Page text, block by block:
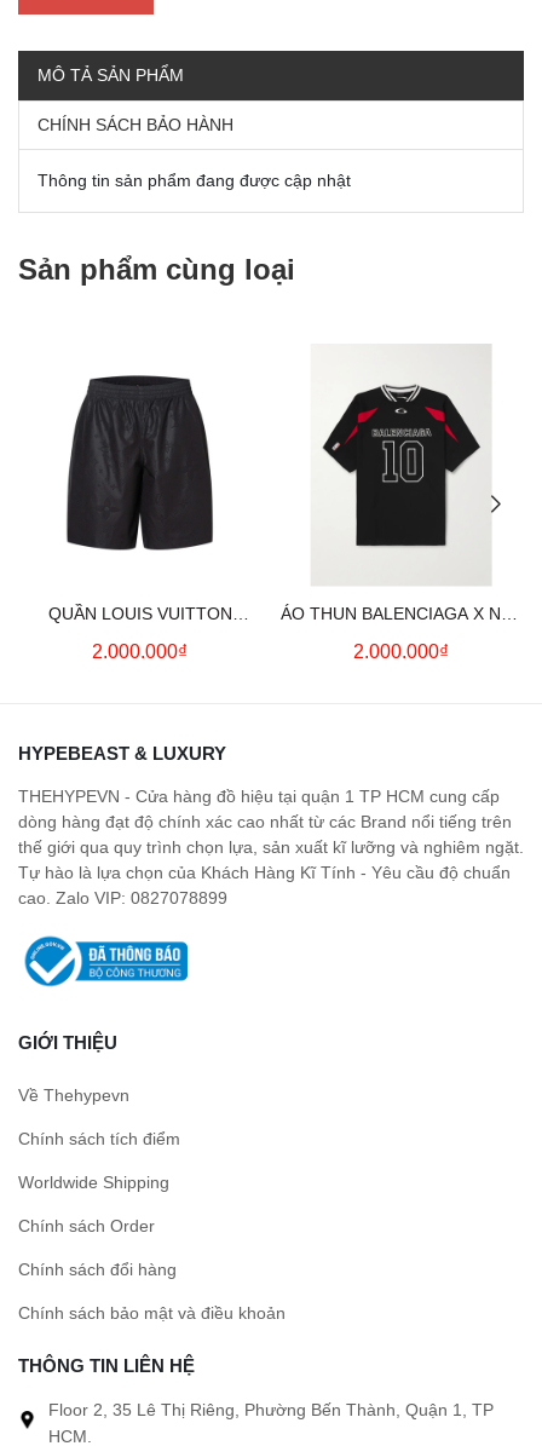
MÔ TẢ SẢN PHẨM
CHÍNH SÁCH BẢO HÀNH
Thông tin sản phẩm đang được cập nhật
Sản phẩm cùng loại
QUẦN LOUIS VUITTON
MONOGRAM MOIRE
2.000.000₫
ÁO THUN BALENCIAGA X NBA
LOGO COTTON JERSEY T-
2.000.000₫
HYPEBEAST & LUXURY
THEHYPEVN - Cửa hàng đồ hiệu tại quận 1 TP HCM cung cấp
dòng hàng đạt độ chính xác cao nhất từ các Brand nổi tiếng trên
thế giới qua quy trình chọn lựa, sản xuất kĩ lưỡng và nghiêm ngặt.
Tự hào là lựa chọn của Khách Hàng Kĩ Tính - Yêu cầu độ chuẩn
cao. Zalo VIP: 0827078899
GIỚI THIỆU
Về Thehypevn
Chính sách tích điểm
Worldwide Shipping
Chính sách Order
Chính sách đổi hàng
Chính sách bảo mật và điều khoản
THÔNG TIN LIÊN HỆ
Floor 2, 35 Lê Thị Riêng, Phường Bến Thành, Quận 1, TP
HCM.